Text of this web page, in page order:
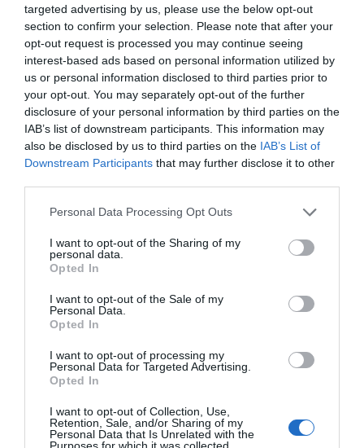
targeted advertising by us, please use the below opt-out
section to confirm your selection. Please note that after your
opt-out request is processed you may continue seeing
interest-based ads based on personal information utilized by
us or personal information disclosed to third parties prior to
your opt-out. You may separately opt-out of the further
disclosure of your personal information by third parties on the
IAB’s list of downstream participants. This information may
also be disclosed by us to third parties on the IAB’s List of
Downstream Participants that may further disclose it to other
Personal Data Processing Opt Outs
I want to opt-out of the Sharing of my
personal data.
Opted In
I want to opt-out of the Sale of my
Personal Data.
Opted In
I want to opt-out of processing my
Personal Data for Targeted Advertising.
Opted In
I want to opt-out of Collection, Use,
Retention, Sale, and/or Sharing of my
Personal Data that Is Unrelated with the
Purposes for which it was collected.
apel·len a la col·laboració
publicoprivada
30 de novembre de 2020
PAÍS VALENCIÀ
Teresa G. Muñoz: “Hem de fer
que els recursos arriben a
l'empresa el més ràpid
27 de novembre de 2020
EMPRESA
El 'mode avió' dels